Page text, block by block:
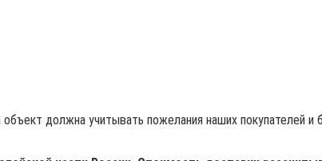
должна учитывать пожелания наших покупателей